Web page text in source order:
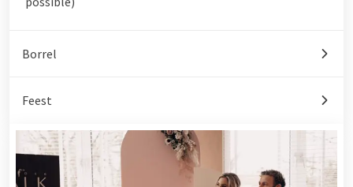
Borrel
Feest